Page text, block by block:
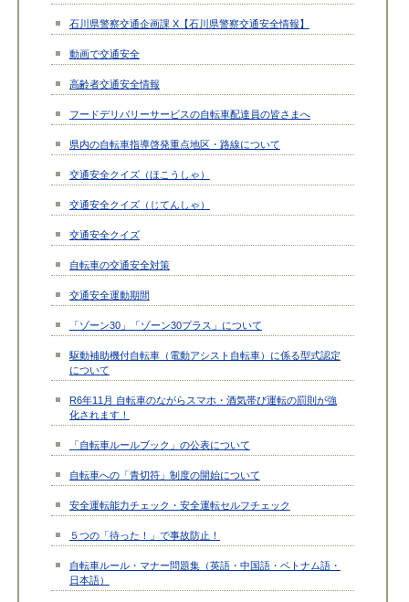
石川県警察交通企画課 X【石川県警察交通安全情報】
動画で交通安全
高齢者交通安全情報
フードデリバリーサービスの自転車配達員の皆さまへ
県内の自転車指導啓発重点地区・路線について
交通安全クイズ（ほこうしゃ）
交通安全クイズ（じてんしゃ）
交通安全クイズ
自転車の交通安全対策
交通安全運動期間
「ゾーン30」「ゾーン30プラス」について
駆動補助機付自転車（電動アシスト自転車）に係る型式認定
について
R6年11月 自転車のながらスマホ・酒気帯び運転の罰則が強
化されます！
「自転車ルールブック」の公表について
自転車への「青切符」制度の開始について
安全運転能力チェック・安全運転セルフチェック
５つの「待った！」で事故防止！
自転車ルール・マナー問題集（英語・中国語・ベトナム語・
日本語）